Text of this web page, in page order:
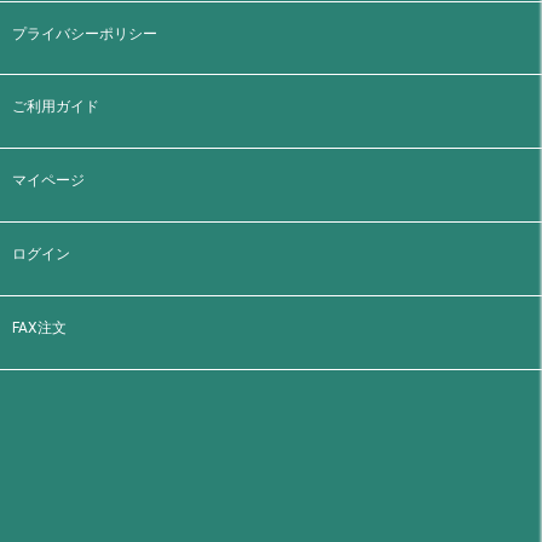
プライバシーポリシー
ご利用ガイド
マイページ
ログイン
FAX注文